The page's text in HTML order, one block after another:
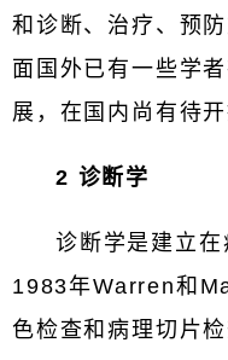
和诊断、治疗、预
面国外已有一些学
展，在国内尚有待开
2 诊断学
诊断学是建立在
1983年Warren和
色检查和病理切片